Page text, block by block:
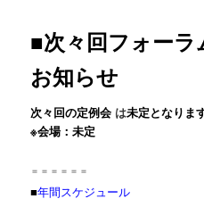
■次々回フォー
お知らせ
次々回の定例会 は未定となりま
※会場：未定
＝＝＝＝＝＝
■年間スケジュール